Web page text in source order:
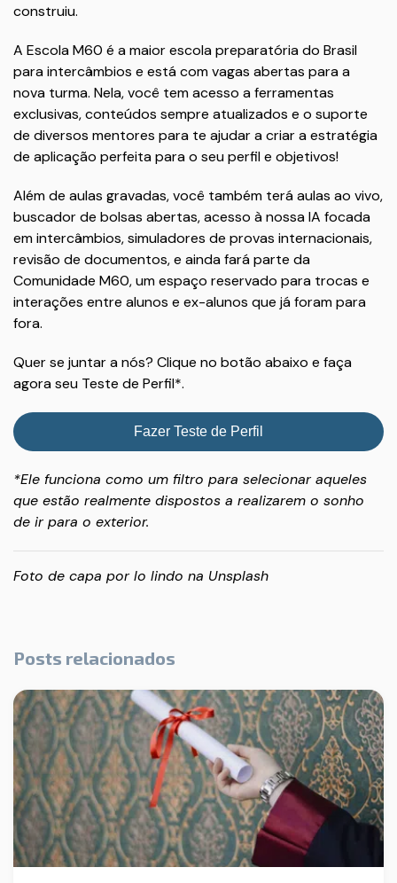
construiu.
A Escola M60 é a maior escola preparatória do Brasil
para intercâmbios e está com vagas abertas para a
nova turma. Nela, você tem acesso a ferramentas
exclusivas, conteúdos sempre atualizados e o suporte
de diversos mentores para te ajudar a criar a estratégia
de aplicação perfeita para o seu perfil e objetivos!
Além de aulas gravadas, você também terá aulas ao vivo,
buscador de bolsas abertas, acesso à nossa IA focada
em intercâmbios, simuladores de provas internacionais,
revisão de documentos, e ainda fará parte da
Comunidade M60, um espaço reservado para trocas e
interações entre alunos e ex-alunos que já foram para
fora.
Quer se juntar a nós? Clique no botão abaixo e faça
agora seu Teste de Perfil*.
Fazer Teste de Perfil
*Ele funciona como um filtro para selecionar aqueles
que estão realmente dispostos a realizarem o sonho
de ir para o exterior.
Foto de capa porlo lindo na Unsplash
Posts relacionados